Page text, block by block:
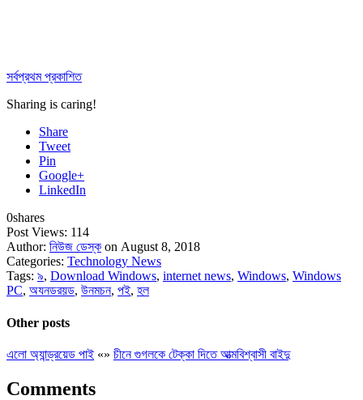
সর্বপ্রথম প্রকাশিত
Sharing is caring!
Share
Tweet
Pin
Google+
LinkedIn
0shares
Post Views: 114
Author: নিউজ ডেস্ক on August 8, 2018
Categories: Technology News
Tags: ৯, Download Windows, internet news, Windows, Windows
PC, অযনডরয়ড, উনমচন, পই, হল
Other posts
এলো অ্যান্ড্রয়েড পাই «» চীনে গুগলকে টেক্কা দিতে আত্মবিশ্বাসী বাইদু
Comments